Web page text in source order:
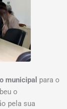
municipal para o
o
pela sua